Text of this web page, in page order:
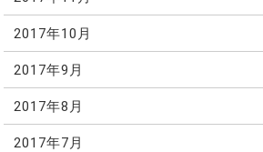
2017年10月
2017年9月
2017年8月
2017年7月